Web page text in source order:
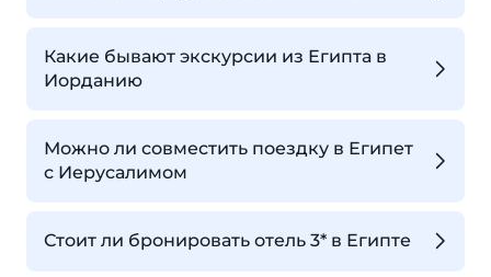
Какие бывают экскурсии из Египта в
Иорданию
Можно ли совместить поездку в Египет
с Иерусалимом
Стоит ли бронировать отель 3* в Египте